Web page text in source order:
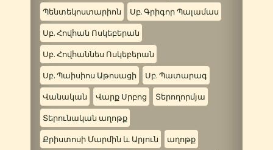
Պենտեկոստարիոն Սբ. Գրիգոր Պալամաս
Սբ. Հովհան Ոսկեբերան
Սբ. Հովհաննես Ոսկեբերան
Սբ. Պաիսիոս Աթոսացի Սբ. Պատարագ
Վանական Վարք Սրբոց Տերողորմյա
Տերունական աղոթք
Քրիստոսի Մարմին և Արյուն աղոթք